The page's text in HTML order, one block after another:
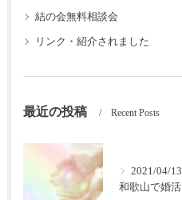
結の会無料相談会
リンク・紹介されました
最近の投稿 Recent Posts
2021/04/13